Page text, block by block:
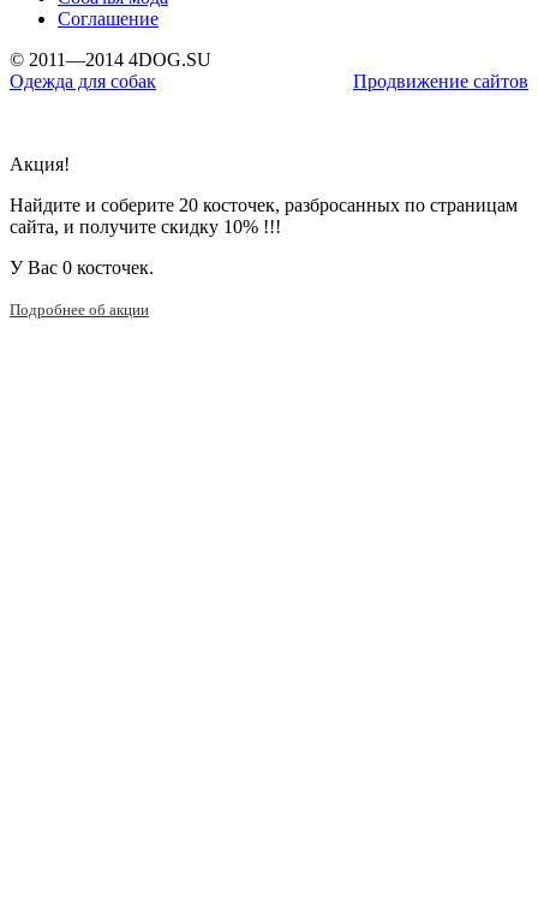
Соглашение
© 2011—2014 4DOG.SU
Одежда для собак
Продвижение сайтов
Акция!
Найдите и соберите 20 косточек, разбросанных по страницам
сайта, и получите скидку 10% !!!
У Вас 0 косточек.
Подробнее об акции